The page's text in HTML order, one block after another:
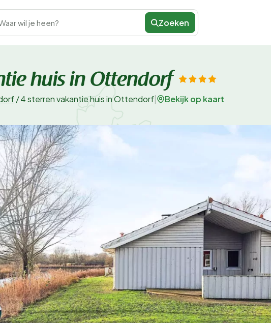
wil je heen? Zoeken
huis in Ottendorf
/4 sterren vakantie huis in Ottendorf Bekijk op kaart